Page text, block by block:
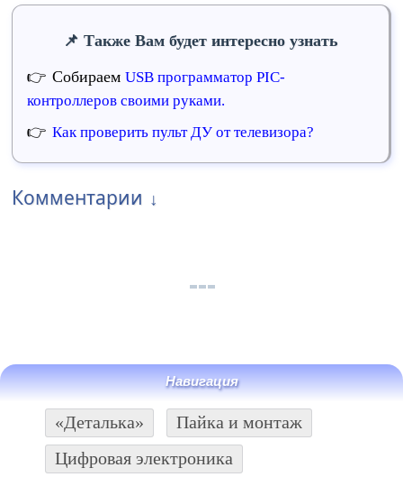
Также Вам будет интересно узнать
СобираемUSB программатор PIC-
контроллеров своими руками.
Как проверить пульт ДУ от телевизора?
Комментарии
Навигация
«Деталька»
Пайка и монтаж
Цифровая электроника